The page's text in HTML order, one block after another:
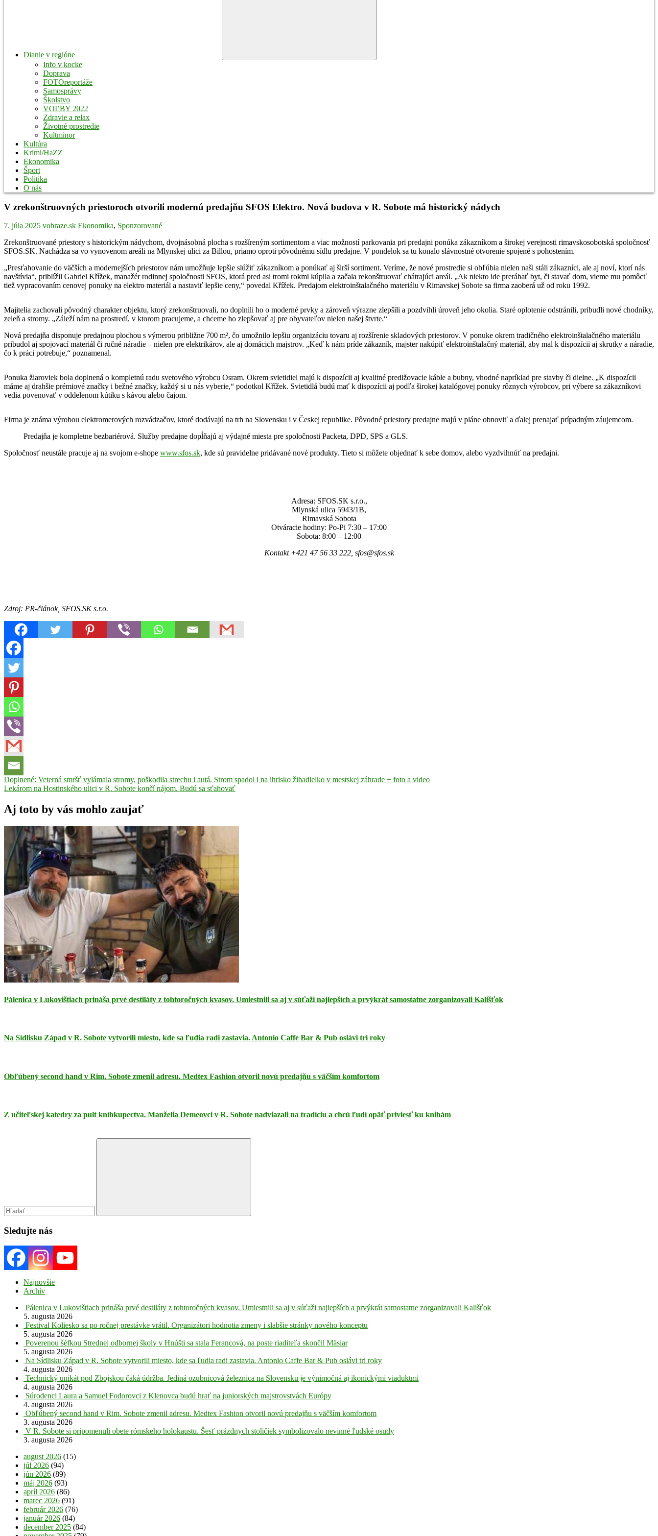
Dianie v regióne
Info v kocke
Doprava
FOTOreportáže
Samosprávy
Školstvo
VOĽBY 2022
Zdravie a relax
Životné prostredie
Kultminor
Kultúra
Krimi/HaZZ
Ekonomika
Šport
Politika
O nás
V zrekonštruovných priestoroch otvorili modernú predajňu SFOS Elektro. Nová budova v R. Sobote má historický nádych
7. júla 2025 vobraze.sk Ekonomika, Sponzorované
Zrekonštruované priestory s historickým nádychom, dvojnásobná plocha s rozšíreným sortimentom a viac možností parkovania pri predajni ponúka zákazníkom a širokej verejnosti rimavskosobotská spoločnosť
SFOS.SK. Nachádza sa vo vynovenom areáli na Mlynskej ulici za Billou, priamo oproti pôvodnému sídlu predajne. V pondelok sa tu konalo slávnostné otvorenie spojené s pohostením.
„Presťahovanie do väčších a modernejších priestorov nám umožňuje lepšie slúžiť zákazníkom a ponúkať aj širší sortiment. Veríme, že nové prostredie si obľúbia nielen naši stáli zákazníci, ale aj noví, ktorí nás
navštívia“, priblížil Gabriel Křížek, manažér rodinnej spoločnosti SFOS, ktorá pred asi tromi rokmi kúpila a začala rekonštruovať chátrajúci areál. „Ak niekto ide prerábať byt, či stavať dom, vieme mu pomôcť
tiež vypracovaním cenovej ponuky na elektro materiál a nastaviť lepšie ceny,“ povedal Křížek. Predajom elektroinštalačného materiálu v Rimavskej Sobote sa firma zaoberá už od roku 1992.
Majitelia zachovali pôvodný charakter objektu, ktorý zrekonštruovali, no doplnili ho o moderné prvky a zároveň výrazne zlepšili a pozdvihli úroveň jeho okolia. Staré oplotenie odstránili, pribudli nové chodníky,
zeleň a stromy. „Záleží nám na prostredí, v ktorom pracujeme, a chceme ho zlepšovať aj pre obyvateľov nielen našej štvrte.“
Nová predajňa disponuje predajnou plochou s výmerou približne 700 m², čo umožnilo lepšiu organizáciu tovaru aj rozšírenie skladových priestorov. V ponuke okrem tradičného elektroinštalačného materiálu
pribudol aj spojovací materiál či ručné náradie – nielen pre elektrikárov, ale aj domácich majstrov. „Keď k nám príde zákazník, majster nakúpiť elektroinštalačný materiál, aby mal k dispozícii aj skrutky a náradie,
čo k práci potrebuje,“ poznamenal.
Ponuka žiaroviek bola doplnená o kompletnú radu svetového výrobcu Osram. Okrem svietidiel majú k dispozícii aj kvalitné predlžovacie káble a bubny, vhodné napríklad pre stavby či dielne. „K dispozícii
máme aj drahšie prémiové značky i bežné značky, každý si u nás vyberie,“ podotkol Křížek. Svietidlá budú mať k dispozícii aj podľa širokej katalógovej ponuky rôznych výrobcov, pri výbere sa zákazníkovi
vedia povenovať v oddelenom kútiku s kávou alebo čajom.
Firma je známa výrobou elektromerových rozvádzačov, ktoré dodávajú na trh na Slovensku i v Českej republike. Pôvodné priestory predajne majú v pláne obnoviť a ďalej prenajať prípadným záujemcom.
Predajňa je kompletne bezbariérová. Služby predajne dopĺňajú aj výdajné miesta pre spoločnosti Packeta, DPD, SPS a GLS.
Spoločnosť neustále pracuje aj na svojom e-shope www.sfos.sk, kde sú pravidelne pridávané nové produkty. Tieto si môžete objednať k sebe domov, alebo vyzdvihnúť na predajni.
Adresa: SFOS.SK s.r.o.,
Mlynská ulica 5943/1B,
Rimavská Sobota
Otváracie hodiny: Po-Pi 7:30 – 17:00
Sobota: 8:00 – 12:00
Kontakt +421 47 56 33 222, sfos@sfos.sk
Zdroj: PR-článok, SFOS.SK s.r.o.
Navigácia
v
článku
Previous
Post:
Doplnené: Veterná smršť vylámala stromy, poškodila strechu i autá. Strom spadol i na ihrisko žihadielko v mestskej záhrade + foto a video
Next
Lekárom na Hostinského ulici v R. Sobote končí nájom. Budú sa sťahovať
Aj toto by vás mohlo zaujať
Pálenica v Lukovištiach prináša prvé destiláty z tohtoročných kvasov. Umiestnili sa aj v súťaži najlepších a prvýkrát samostatne zorganizovali Kališťok
Na Sídlisku Západ v R. Sobote vytvorili miesto, kde sa ľudia radi zastavia. Antonio Caffe Bar & Pub oslávi tri roky
Obľúbený second hand v Rim. Sobote zmenil adresu. Medtex Fashion otvoril novú predajňu s väčším komfortom
Z učiteľskej katedry za pult kníhkupectva. Manželia Demeovci v R. Sobote nadviazali na tradíciu a chcú ľudí opäť priviesť ku knihám
Search
Sledujte nás
Najnovšie
Archív
Pálenica v Lukovištiach prináša prvé destiláty z tohtoročných kvasov. Umiestnili sa aj v súťaži najlepších a prvýkrát samostatne zorganizovali Kališťok
5. augusta 2026
Festival Koliesko sa po ročnej prestávke vrátil. Organizátori hodnotia zmeny i slabšie stránky nového konceptu
5. augusta 2026
Poverenou šéfkou Strednej odbornej školy v Hnúšti sa stala Ferancová, na poste riaditeľa skončil Mäsiar
5. augusta 2026
Na Sídlisku Západ v R. Sobote vytvorili miesto, kde sa ľudia radi zastavia. Antonio Caffe Bar & Pub oslávi tri roky
4. augusta 2026
Technický unikát pod Zbojskou čaká údržba. Jediná ozubnicová železnica na Slovensku je výnimočná aj ikonickými viaduktmi
4. augusta 2026
Súrodenci Laura a Samuel Fodorovci z Klenovca budú hrať na juniorských majstrovstvách Európy
4. augusta 2026
Obľúbený second hand v Rim. Sobote zmenil adresu. Medtex Fashion otvoril novú predajňu s väčším komfortom
3. augusta 2026
V R. Sobote si pripomenuli obete rómskeho holokaustu. Šesť prázdnych stoličiek symbolizovalo nevinné ľudské osudy
3. augusta 2026
august 2026 (15)
júl 2026 (94)
jún 2026 (89)
máj 2026 (93)
apríl 2026 (86)
marec 2026 (91)
február 2026 (76)
január 2026 (84)
december 2025 (84)